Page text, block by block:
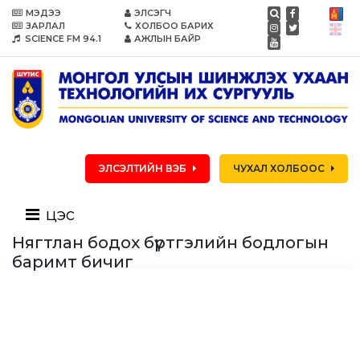
МЭДЭЭ
ЗАРЛАЛ
SCIENCE FM 94.1
ЭЛСЭГЧ
ХОЛБОО БАРИХ
АЖЛЫН БАЙР
ЭЛСЭЛТИЙН ВЭБ ЧУХАЛ ХОЛБООС
цэс
Нягтлан бодох бүртгэлийн бодлогын
баримт бичиг